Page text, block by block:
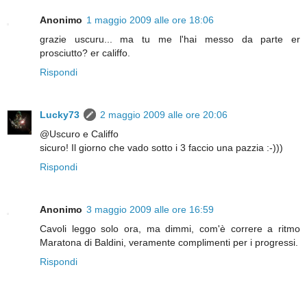
Anonimo 1 maggio 2009 alle ore 18:06
grazie uscuru... ma tu me l'hai messo da parte er
prosciutto? er califfo.
Rispondi
Lucky73
2 maggio 2009 alle ore 20:06
@Uscuro e Califfo
sicuro! Il giorno che vado sotto i 3 faccio una pazzia :-)))
Rispondi
Anonimo 3 maggio 2009 alle ore 16:59
Cavoli leggo solo ora, ma dimmi, com'è correre a ritmo
Maratona di Baldini, veramente complimenti per i progressi.
Rispondi